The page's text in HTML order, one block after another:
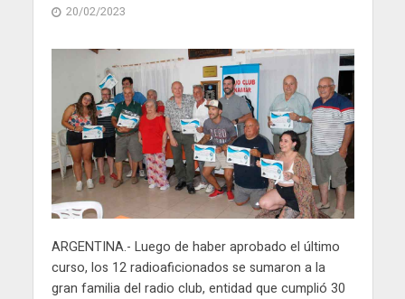
20/02/2023
ARGENTINA.- Luego de haber aprobado el último
curso, los 12 radioaficionados se sumaron a la
gran familia del radio club, entidad que cumplió 30